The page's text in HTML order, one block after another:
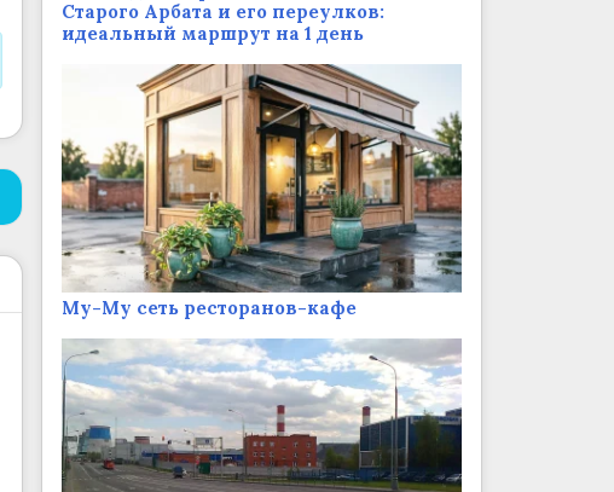
Старого Арбата и его переулков:
идеальный маршрут на 1 день
Му-Му сеть ресторанов-кафе